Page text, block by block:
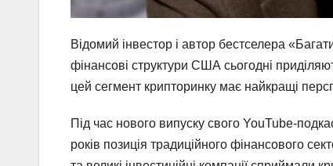
Відомий інвестор і автор бестселера
фінансові структури США сьогодні
цей сегмент крипторинку має найкращі
Під час нового випуску свого YouTube-
років позиція традиційного фінансового